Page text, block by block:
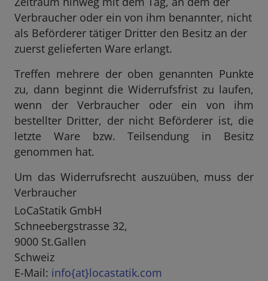
Verbraucher oder ein von ihm benannter, nicht
als Beförderer tätiger Dritter den Besitz an der
zuerst gelieferten Ware erlangt.
Treffen mehrere der oben genannten Punkte
zu, dann beginnt die Widerrufsfrist zu laufen,
wenn der Verbraucher oder ein von ihm
bestellter Dritter, der nicht Beförderer ist, die
letzte Ware bzw. Teilsendung in Besitz
genommen hat.
Um das Widerrufsrecht auszuüben, muss der
Verbraucher
LoCaStatik GmbH
Schneebergstrasse 32,
9000 St.Gallen
Schweiz
E-Mail: info{at}locastatik.com